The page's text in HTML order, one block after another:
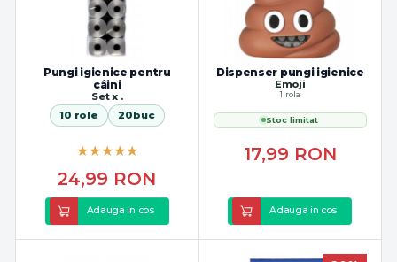
Pungi igienice pentru
câini
Set x .
10 role
20buc
24,99 RON
Adauga in cos
Dispenser pungi igienice
Emoji
1 rola
Stoc limitat
17,99 RON
Adauga in cos